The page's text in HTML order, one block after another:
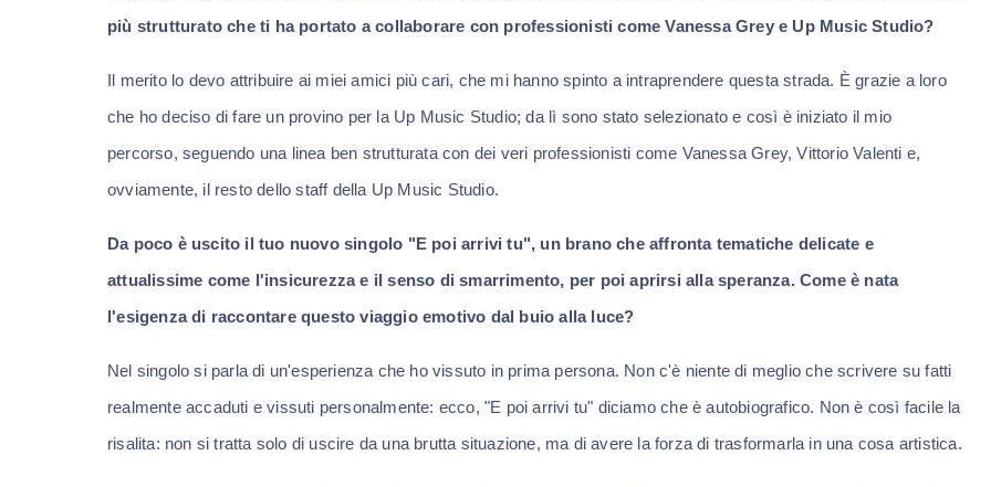
più strutturato che ti ha portato a collaborare con professionisti come Vanessa Grey e Up Music Studio?
Il merito lo devo attribuire ai miei amici più cari, che mi hanno spinto a intraprendere questa strada. È grazie a loro
che ho deciso di fare un provino per la Up Music Studio; da lì sono stato selezionato e così è iniziato il mio
percorso, seguendo una linea ben strutturata con dei veri professionisti come Vanessa Grey, Vittorio Valenti e,
ovviamente, il resto dello staff della Up Music Studio.
Da poco è uscito il tuo nuovo singolo "E poi arrivi tu", un brano che affronta tematiche delicate e
attualissime come l'insicurezza e il senso di smarrimento, per poi aprirsi alla speranza. Come è nata
l'esigenza di raccontare questo viaggio emotivo dal buio alla luce?
Nel singolo si parla di un'esperienza che ho vissuto in prima persona. Non c'è niente di meglio che scrivere su fatti
realmente accaduti e vissuti personalmente: ecco, "E poi arrivi tu" diciamo che è autobiografico. Non è così facile la
risalita: non si tratta solo di uscire da una brutta situazione, ma di avere la forza di trasformarla in una cosa artistica.